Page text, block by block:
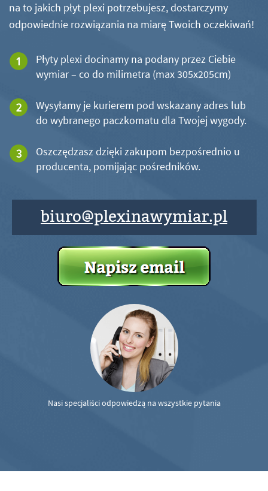
na to jakich płyt plexi potrzebujesz, dostarczymy
odpowiednie rozwiązania na miarę Twoich oczekiwań!
Płyty plexi docinamy na podany przez Ciebie
wymiar – co do milimetra (max 305x205cm)
Wysyłamy je kurierem pod wskazany adres lub
do wybranego paczkomatu dla Twojej wygody.
Oszczędzasz dzięki zakupom bezpośrednio u
producenta, pomijając pośredników.
biuro@plexinawymiar.pl
Nasi specjaliści odpowiedzą na wszystkie pytania